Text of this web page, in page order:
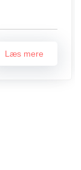
Læs mere